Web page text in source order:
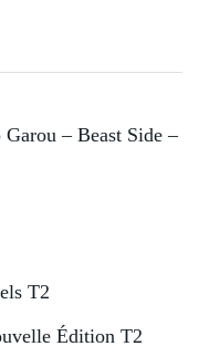
– Beast Side –
T2
Édition T2